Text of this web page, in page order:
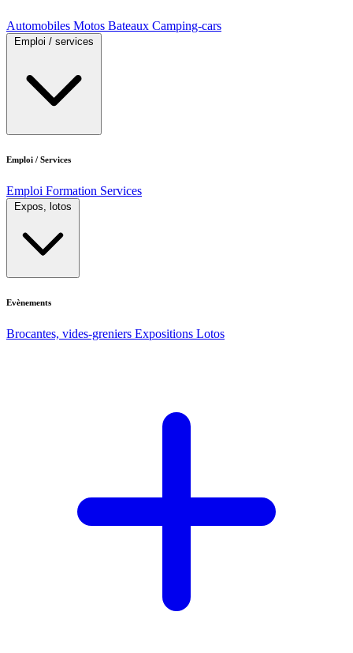
Automobiles Motos Bateaux Camping-cars
Emploi / services
Emploi / Services
Emploi Formation Services
Expos, lotos
Evènements
Brocantes, vides-greniers Expositions Lotos